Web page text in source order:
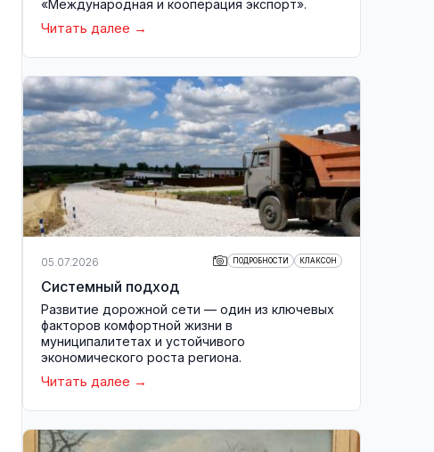
«Международная и кооперация экспорт».
Читать далее
05.07.2026 ПОДРОБНОСТИ КЛАКСОН
Системный подход
Развитие дорожной сети — один из ключевых
факторов комфортной жизни в
муниципалитетах и устойчивого
экономического роста региона.
Читать далее